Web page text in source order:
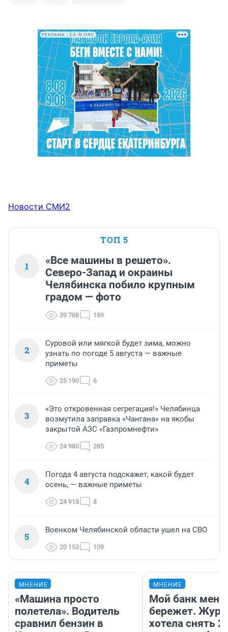
РЕКЛАМА • EA-M.ORG
Новости СМИ2
ТОП 5
1
«Все машины в решето».
Северо-Запад и окраины
Челябинска побило крупным
градом — фото
39 788 189
2
Суровой или мягкой будет зима, можно
узнать по погоде 5 августа — важные
приметы
25 190 6
3
«Это откровенная сегрегация!» Челябинца
возмутила заправка «Чангана» на якобы
закрытой АЗС «Газпромнефти»
24 980 285
4
Погода 4 августа подскажет, какой будет
осень, — важные приметы
24 918 8
5
Военком Челябинской области ушел на СВО
20 153 109
МНЕНИЕ
«Машина просто
полетела». Водитель
сравнил бензин в
МНЕНИЕ
Мой банк меня
бережет.
хотела снять